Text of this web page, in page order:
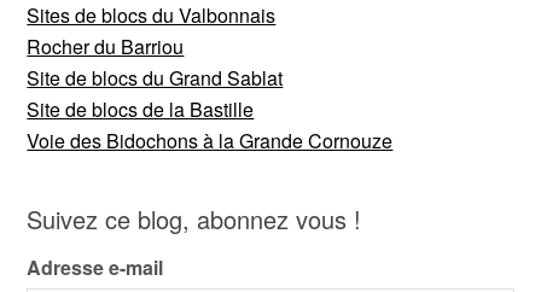
Sites de blocs du Valbonnais
Rocher du Barriou
Site de blocs du Grand Sablat
Site de blocs de la Bastille
Voie des Bidochons à la Grande Cornouze
Suivez ce blog, abonnez vous !
Adresse e-mail